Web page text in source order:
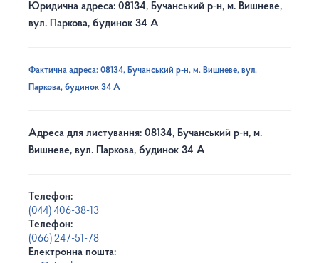
Юридична адреса: 08134, Бучанський р-н, м. Вишневе,
вул. Паркова, будинок 34 А
Фактична адреса: 08134, Бучанський р-н, м. Вишневе, вул.
Паркова, будинок 34 А
Адреса для листування: 08134, Бучанський р-н, м.
Вишневе, вул. Паркова, будинок 34 А
Телефон:
(044) 406-38-13
Телефон:
(066) 247-51-78
Електронна пошта: